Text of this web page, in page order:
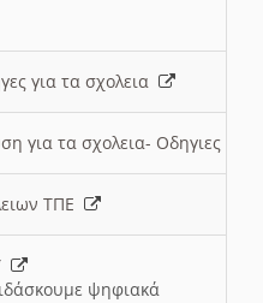
για τα σχολεια
για τα σχολεια- Οδηγιες
ΤΠΕ
ψηφιακά